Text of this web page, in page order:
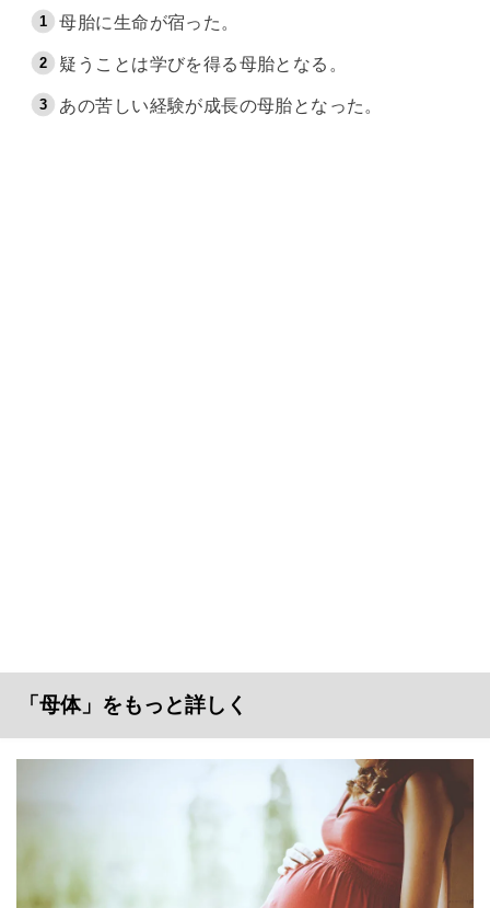
母胎に生命が宿った。
疑うことは学びを得る母胎となる。
あの苦しい経験が成長の母胎となった。
「母体」をもっと詳しく